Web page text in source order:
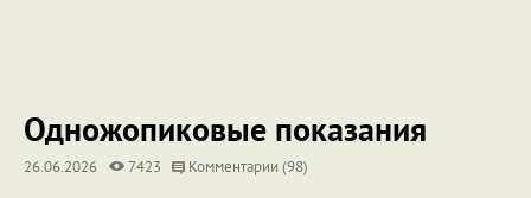
Одножопиковые показания
26.06.2026 7423 Комментарии (98)